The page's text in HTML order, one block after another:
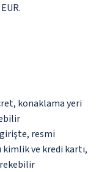
konaklama yeri
resmi
ve kredi kartı,